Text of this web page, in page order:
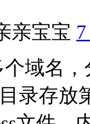
亲宝宝
域名
录存